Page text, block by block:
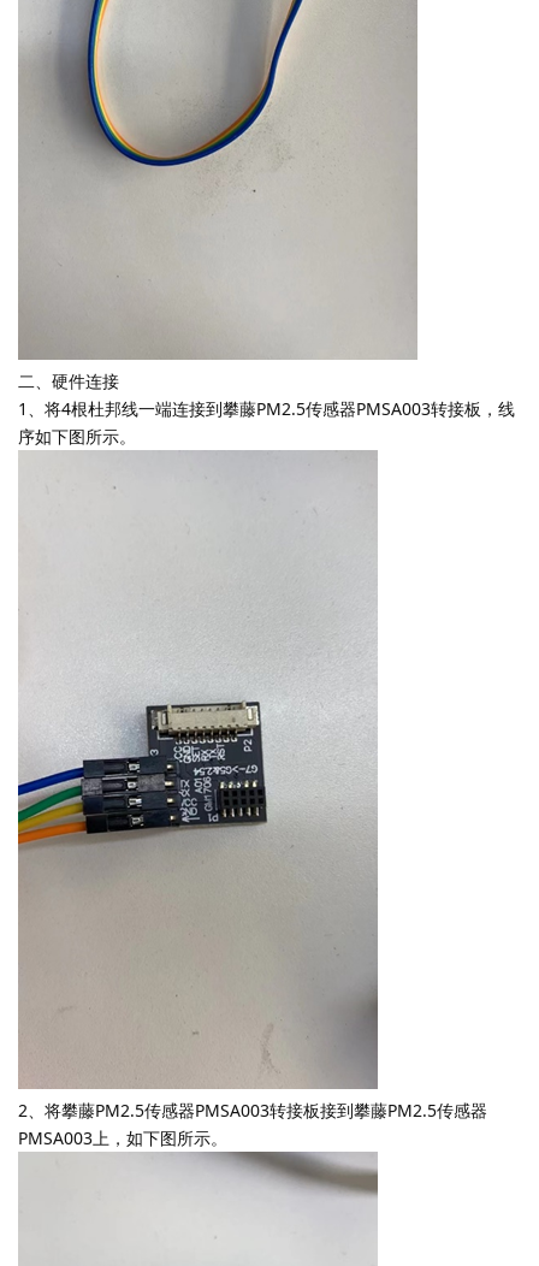
二、硬件连接
1、将4根杜邦线一端连接到攀藤PM2.5传感器PMSA003转接板，线
序如下图所示。
2、将攀藤PM2.5传感器PMSA003转接板接到攀藤PM2.5传感器
PMSA003上，如下图所示。